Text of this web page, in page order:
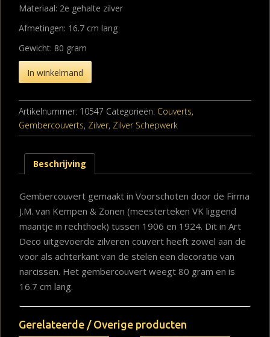
Materiaal: 2e gehalte zilver
Afmetingen: 16.7 cm lang
Gewicht: 80 gram
In winkelmand
Artikelnummer: 10547 Categorieën: Couverts,
Gembercouverts, Zilver, Zilver Schepwerk
Beschrijving
Gembercouvert gemaakt in Voorschoten door de Firma
J.M. van Kempen & Zonen (meesterteken VK liggend
maantje in rechthoek) tussen 1906 en 1924. Dit in Art
Deco uitgevoerde zilveren couvert heeft zowel aan de
voor als achterkant van de stelen een decoratie van
narcissen. Het gembercouvert weegt 80 gram en is
16.7 cm lang.
Gerelateerde / Overige producten